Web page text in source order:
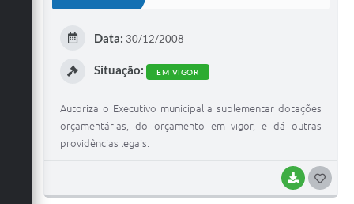
BAIXAR
Data: 30/12/2008
Situação: EM VIGOR
Autoriza o Executivo municipal a suplementar dotações
orçamentárias, do orçamento em vigor, e dá outras
providências legais.